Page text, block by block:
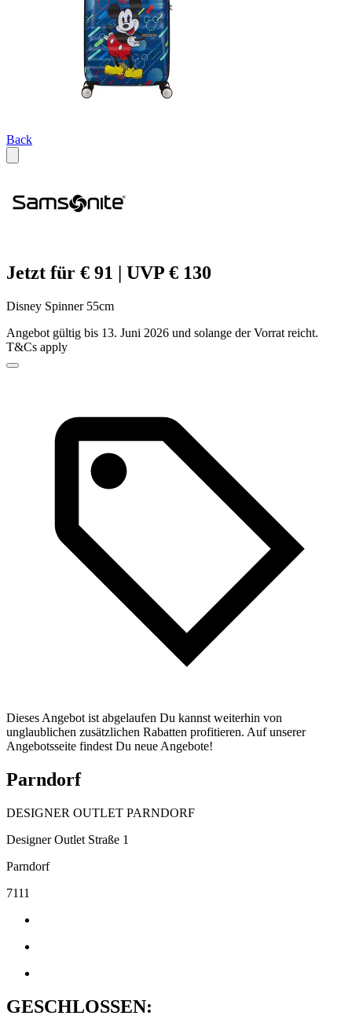
Back
Jetzt für € 91 | UVP € 130
Disney Spinner 55cm
Angebot gültig bis 13. Juni 2026 und solange der Vorrat reicht.
T&Cs apply
Dieses Angebot ist abgelaufen Du kannst weiterhin von
unglaublichen zusätzlichen Rabatten profitieren. Auf unserer
Angebotsseite findest Du neue Angebote!
Parndorf
DESIGNER OUTLET PARNDORF
Designer Outlet Straße 1
Parndorf
7111
GESCHLOSSEN: